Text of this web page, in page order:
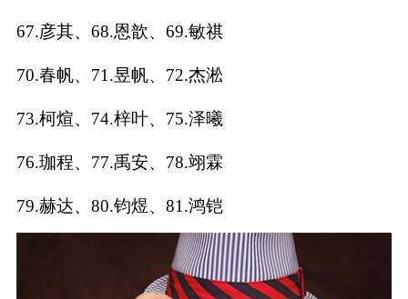
67.彦其、68.恩歆、69.敏祺
70.春帆、71.昱帆、72.杰淞
73.柯煊、74.梓叶、75.泽曦
76.珈程、77.禹安、78.翊霖
79.赫达、80.钧煜、81.鸿铠